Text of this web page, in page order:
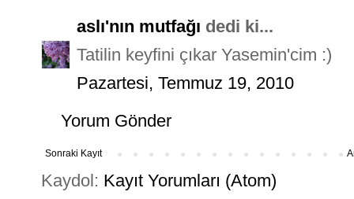
aslı'nın mutfağı dedi ki...
Tatilin keyfini çıkar Yasemin'cim :)
Pazartesi, Temmuz 19, 2010
Yorum Gönder
Sonraki Kayıt
Kaydol: Kayıt Yorumları (Atom)